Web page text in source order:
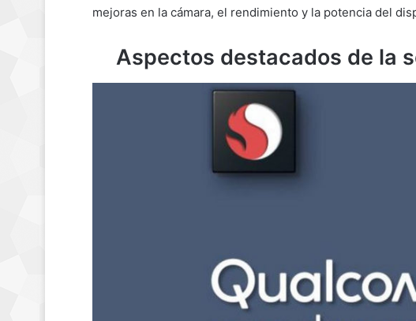
mejoras en la cámara, el rendimiento y la potencia del
Aspectos destacados de la